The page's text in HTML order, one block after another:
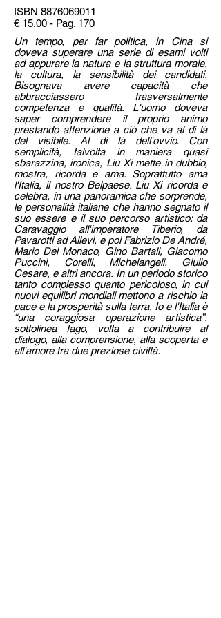
ISBN 8876069011
€ 15,00 - Pag. 170
Un tempo, per far politica, in Cina si
doveva superare una serie di esami volti
ad appurare la natura e la struttura morale,
la cultura, la sensibilità dei candidati.
Bisognava avere capacità che
abbracciassero trasversalmente
competenza e qualità. L'uomo doveva
saper comprendere il proprio animo
prestando attenzione a ciò che va al di là
del visibile. Al di là dell'ovvio. Con
semplicità, talvolta in maniera quasi
sbarazzina, ironica, Liu Xi mette in dubbio,
mostra, ricorda e ama. Soprattutto ama
l'Italia, il nostro Belpaese. Liu Xi ricorda e
celebra, in una panoramica che sorprende,
le personalità italiane che hanno segnato il
suo essere e il suo percorso artistico: da
Caravaggio all'imperatore Tiberio, da
Pavarotti ad Allevi, e poi Fabrizio De André,
Mario Del Monaco, Gino Bartali, Giacomo
Puccini, Corelli, Michelangeli, Giulio
Cesare, e altri ancora. In un periodo storico
tanto complesso quanto pericoloso, in cui
nuovi equilibri mondiali mettono a rischio la
pace e la prosperità sulla terra, Io e l'Italia è
“una coraggiosa operazione artistica”,
sottolinea Iago, volta a contribuire al
dialogo, alla comprensione, alla scoperta e
all'amore tra due preziose civiltà.